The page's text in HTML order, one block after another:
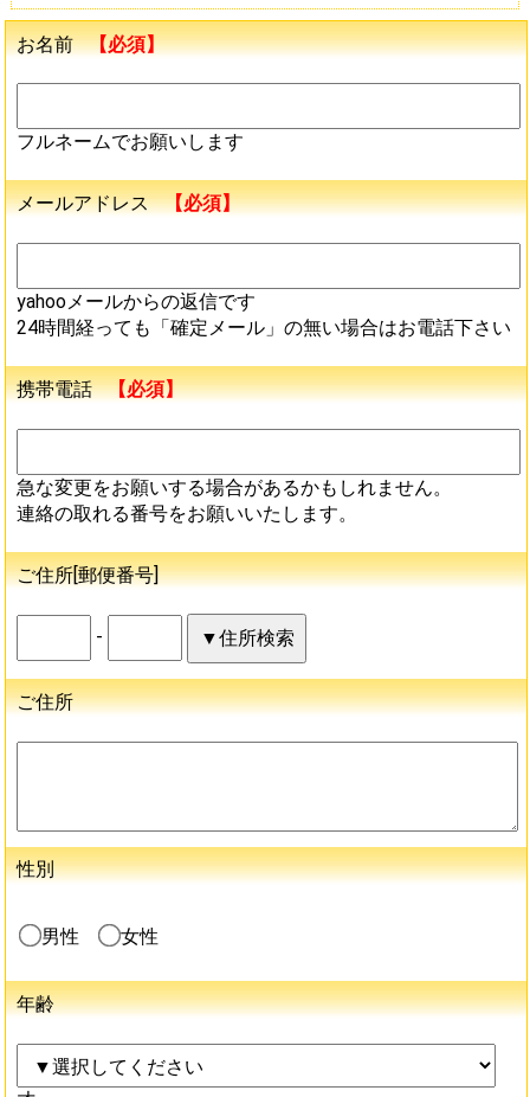
お名前 【必須】
フルネームでお願いします
メールアドレス 【必須】
yahooメールからの返信です
24時間経っても「確定メール」の無い場合はお電話下さい
携帯電話 【必須】
急な変更をお願いする場合があるかもしれません。
連絡の取れる番号をお願いいたします。
ご住所[郵便番号]
-
ご住所
性別
男性 女性
年齢